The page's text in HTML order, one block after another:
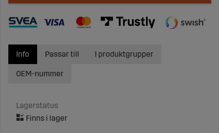
Info
Lagerstatus
Passar till I produktgrupper
OEM-nummer